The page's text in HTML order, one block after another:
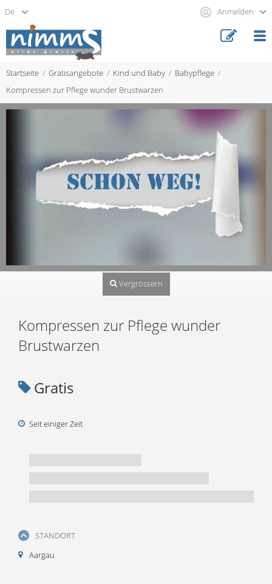
Anmelden
Startseite Gratisangebote Kind und Baby
Babypflege
Kompressen zur Pflege wunder Brustwarzen
Vergrössern
Kompressen zur Pflege wunder
Brustwarzen
Gratis
Seit einiger Zeit
STANDORT
Aargau